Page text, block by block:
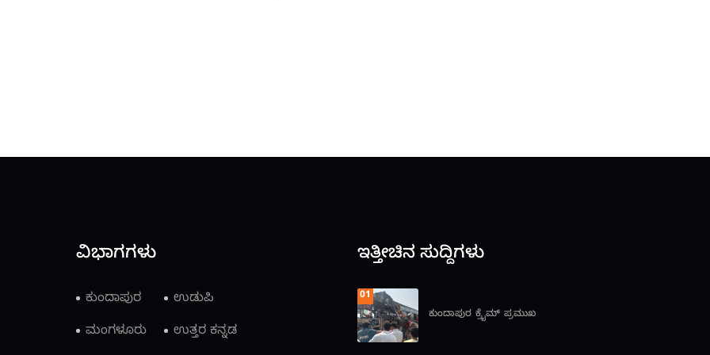
ವಿಭಾಗಗಳು
ಕುಂದಾಪುರ
ಉಡುಪಿ
ಮಂಗಳೂರು
ಉತ್ತರ ಕನ್ನಡ
ಇತ್ತೀಚಿನ ಸುದ್ದಿಗಳು
01
ಕುಂದಾಪುರ ಕ್ರೈಮ್ ಪ್ರಮುಖ